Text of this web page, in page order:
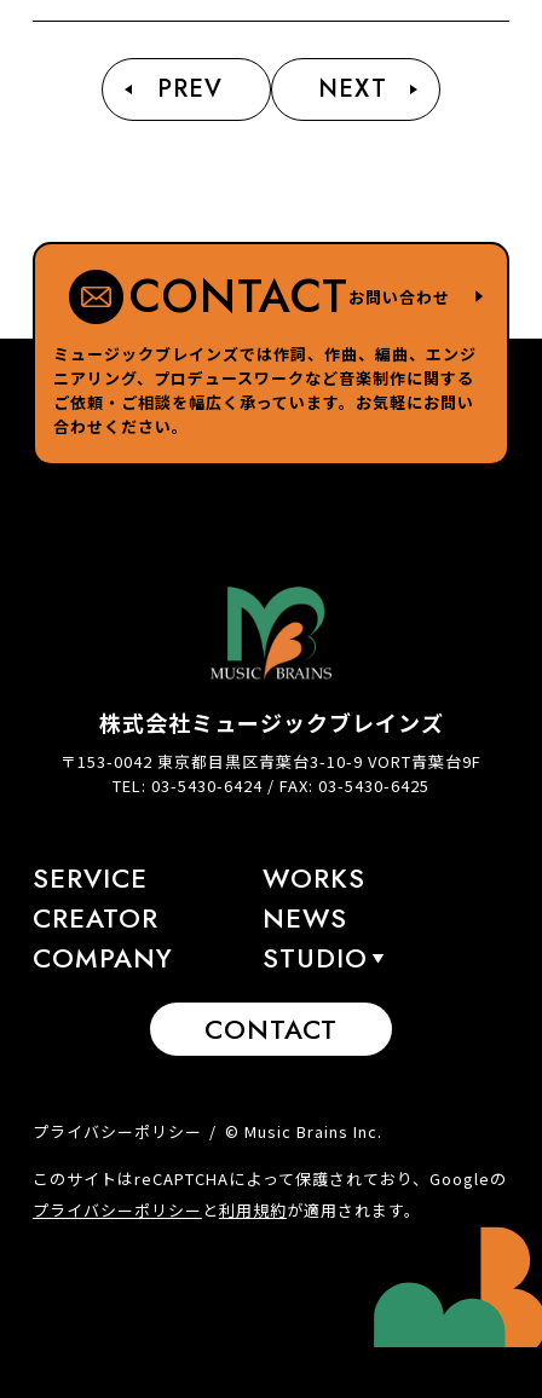
PREV NEXT
CONTACTお問い合わせ
ミュージックブレインズでは作詞、作曲、編曲、エンジ
ニアリング、プロデュースワークなど音楽制作に関する
ご依頼・ご相談を幅広く承っています。お気軽にお問い
合わせください。
株式会社ミュージックブレインズ
〒153-0042 東京都目黒区青葉台3-10-9 VORT青葉台9F
TEL: 03-5430-6424 / FAX: 03-5430-6425
SERVICE
WORKS
CREATOR
NEWS
COMPANY
STUDIO
CONTACT
プライバシーポリシー © Music Brains Inc.
このサイトはreCAPTCHAによって保護されており、Googleの
プライバシーポリシー と利用規約が適用されます。